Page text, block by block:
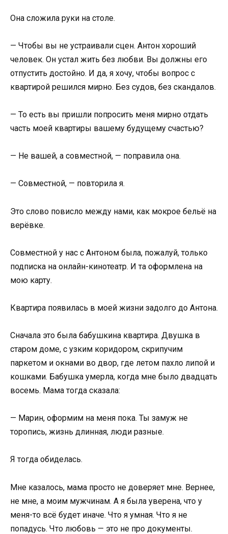
Она сложила руки на столе.
— Чтобы вы не устраивали сцен. Антон хороший
человек. Он устал жить без любви. Вы должны его
отпустить достойно. И да, я хочу, чтобы вопрос с
квартирой решился мирно. Без судов, без скандалов.
— То есть вы пришли попросить меня мирно отдать
часть моей квартиры вашему будущему счастью?
— Не вашей, а совместной, — поправила она.
— Совместной, — повторила я.
Это слово повисло между нами, как мокрое бельё на
верёвке.
Совместной у нас с Антоном была, пожалуй, только
подписка на онлайн-кинотеатр. И та оформлена на
мою карту.
Квартира появилась в моей жизни задолго до Антона.
Сначала это была бабушкина квартира. Двушка в
старом доме, с узким коридором, скрипучим
паркетом и окнами во двор, где летом пахло липой и
кошками. Бабушка умерла, когда мне было двадцать
восемь. Мама тогда сказала:
— Марин, оформим на меня пока. Ты замуж не
торопись, жизнь длинная, люди разные.
Я тогда обиделась.
Мне казалось, мама просто не доверяет мне. Вернее,
не мне, а моим мужчинам. А я была уверена, что у
меня-то всё будет иначе. Что я умная. Что я не
попадусь. Что любовь — это не про документы.